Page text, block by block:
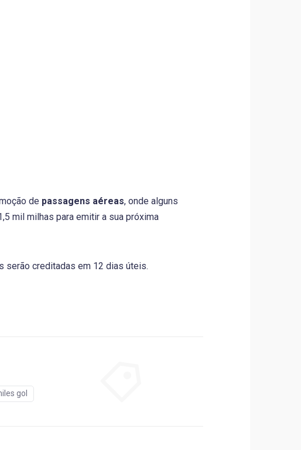
de passagens aéreas, onde alguns
mil milhas para emitir a sua próxima
serão creditadas em 12 dias úteis.
gol